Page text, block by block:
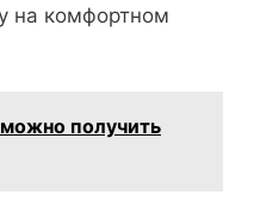
на комфортном
получить